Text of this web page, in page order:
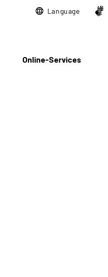
Language
Online-Services